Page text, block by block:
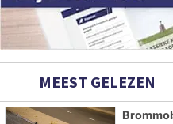
MEEST GELEZEN